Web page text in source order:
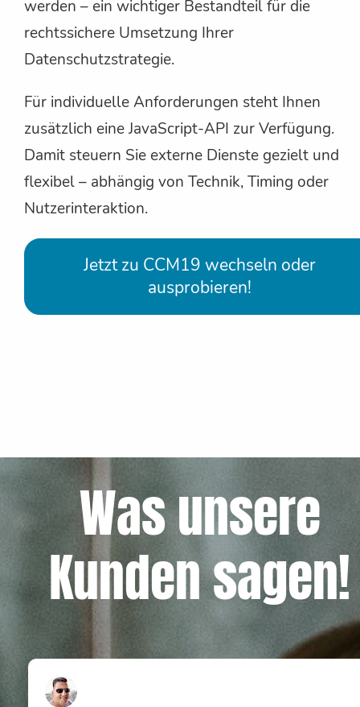
werden – ein wichtiger Bestandteil für die
rechtssichere Umsetzung Ihrer
Datenschutzstrategie.
Für individuelle Anforderungen steht Ihnen
zusätzlich eine JavaScript-API zur Verfügung.
Damit steuern Sie externe Dienste gezielt und
flexibel – abhängig von Technik, Timing oder
Nutzerinteraktion.
Jetzt zu CCM19 wechseln oder
ausprobieren!
Was unsere
Kunden sagen!